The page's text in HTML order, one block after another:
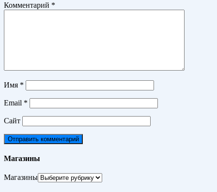
Комментарий *
Имя *
Email *
Сайт
Магазины
Магазины